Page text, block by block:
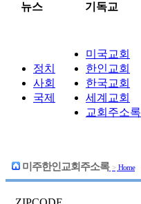
뉴스
기독교
정치
사회
국제
미국교회
한인교회
한국교회
세계교회
교회주소록
미주한인교회주소록 > Home